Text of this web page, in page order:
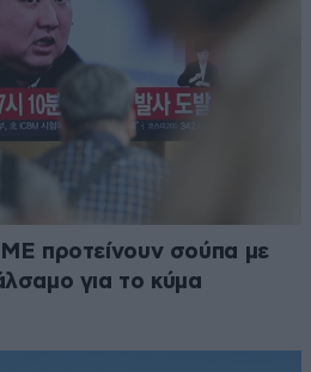
προτείνουν σούπα με
για το κύμα